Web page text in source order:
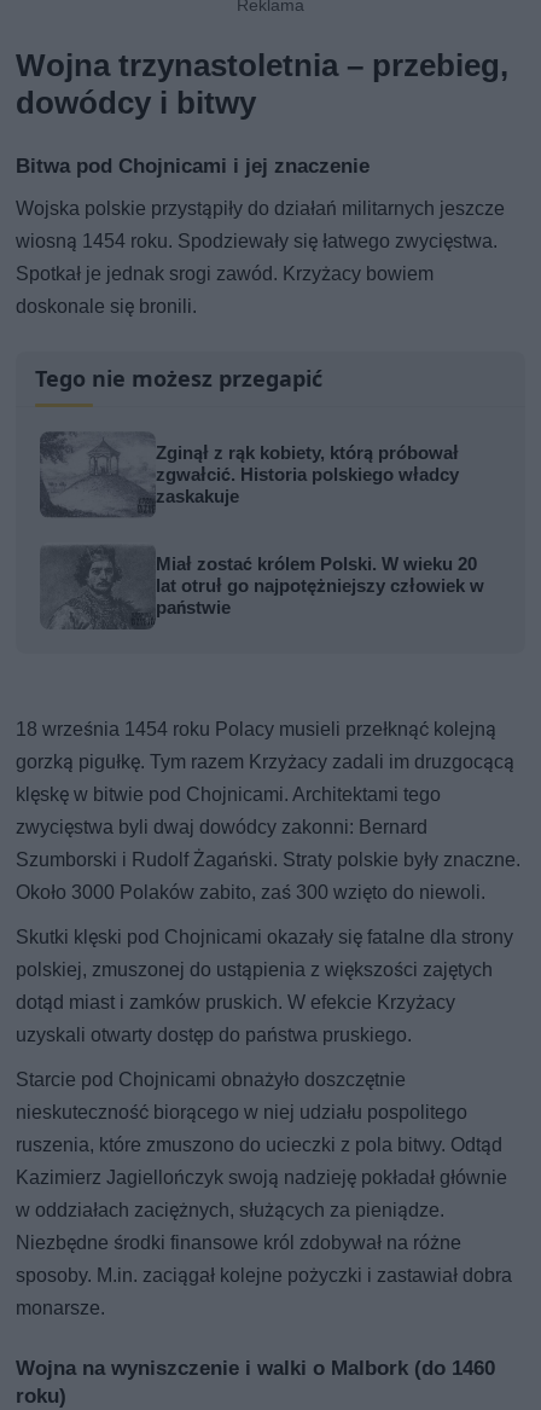
Wojna trzynastoletnia – przebieg,
dowódcy i bitwy
Bitwa pod Chojnicami i jej znaczenie
Wojska polskie przystąpiły do działań militarnych jeszcze
wiosną 1454 roku. Spodziewały się łatwego zwycięstwa.
Spotkał je jednak srogi zawód. Krzyżacy bowiem
doskonale się bronili.
Tego nie możesz przegapić
Zginął z rąk kobiety, którą próbował
zgwałcić. Historia polskiego władcy
zaskakuje
Miał zostać królem Polski. W wieku 20
lat otruł go najpotężniejszy człowiek w
państwie
18 września 1454 roku Polacy musieli przełknąć kolejną
gorzką pigułkę. Tym razem Krzyżacy zadali im druzgocącą
klęskę w bitwie pod Chojnicami. Architektami tego
zwycięstwa byli dwaj dowódcy zakonni: Bernard
Szumborski i Rudolf Żagański. Straty polskie były znaczne.
Około 3000 Polaków zabito, zaś 300 wzięto do niewoli.
Skutki klęski pod Chojnicami okazały się fatalne dla strony
polskiej, zmuszonej do ustąpienia z większości zajętych
dotąd miast i zamków pruskich. W efekcie Krzyżacy
uzyskali otwarty dostęp do państwa pruskiego.
Starcie pod Chojnicami obnażyło doszczętnie
nieskuteczność biorącego w niej udziału pospolitego
ruszenia, które zmuszono do ucieczki z pola bitwy. Odtąd
Kazimierz Jagiellończyk swoją nadzieję pokładał głównie
w oddziałach zaciężnych, służących za pieniądze.
Niezbędne środki finansowe król zdobywał na różne
sposoby. M.in. zaciągał kolejne pożyczki i zastawiał dobra
monarsze.
Wojna na wyniszczenie i walki o Malbork (do 1460
roku)